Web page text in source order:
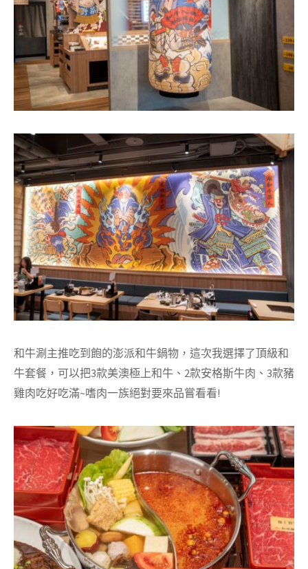
和牛涮主推吃到飽的澎派和牛鍋物，這次我選擇了頂級和
牛套餐，可以把3款美澳極上和牛、2款安格斯牛肉、3款豬
雞肉吃好吃滿~嗜肉一族絕對要來品嘗看看!